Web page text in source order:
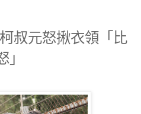
叔元怒揪衣領「比